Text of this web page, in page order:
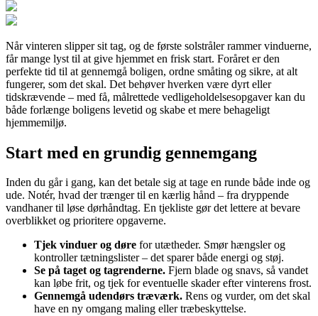
Når vinteren slipper sit tag, og de første solstråler rammer vinduerne,
får mange lyst til at give hjemmet en frisk start. Foråret er den
perfekte tid til at gennemgå boligen, ordne småting og sikre, at alt
fungerer, som det skal. Det behøver hverken være dyrt eller
tidskrævende – med få, målrettede vedligeholdelsesopgaver kan du
både forlænge boligens levetid og skabe et mere behageligt
hjemmemiljø.
Start med en grundig gennemgang
Inden du går i gang, kan det betale sig at tage en runde både inde og
ude. Notér, hvad der trænger til en kærlig hånd – fra dryppende
vandhaner til løse dørhåndtag. En tjekliste gør det lettere at bevare
overblikket og prioritere opgaverne.
Tjek vinduer og døre for utætheder. Smør hængsler og
kontroller tætningslister – det sparer både energi og støj.
Se på taget og tagrenderne. Fjern blade og snavs, så vandet
kan løbe frit, og tjek for eventuelle skader efter vinterens frost.
Gennemgå udendørs træværk. Rens og vurder, om det skal
have en ny omgang maling eller træbeskyttelse.